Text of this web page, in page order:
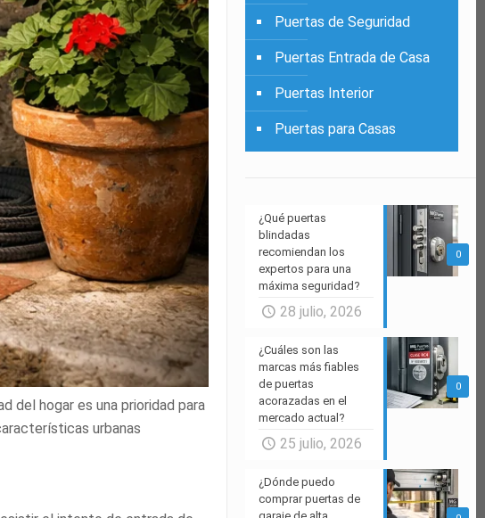
del hogar es una prioridad para
urbanas
Puertas de Seguridad
Puertas Entrada de Casa
Puertas Interior
Puertas para Casas
0
¿Qué puertas
blindadas
recomiendan los
expertos para una
máxima seguridad?
28 julio, 2026
0
¿Cuáles son las
marcas más fiables
de puertas
acorazadas en el
mercado actual?
25 julio, 2026
¿Dónde puedo
comprar puertas de